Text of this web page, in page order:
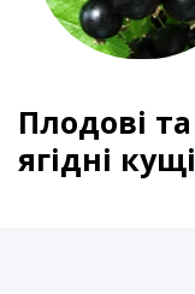
Плодові та
ягідні кущі